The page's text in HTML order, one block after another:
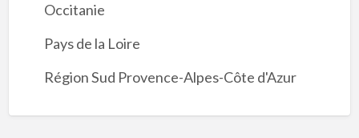
Occitanie
Pays de la Loire
Région Sud Provence-Alpes-Côte d'Azur